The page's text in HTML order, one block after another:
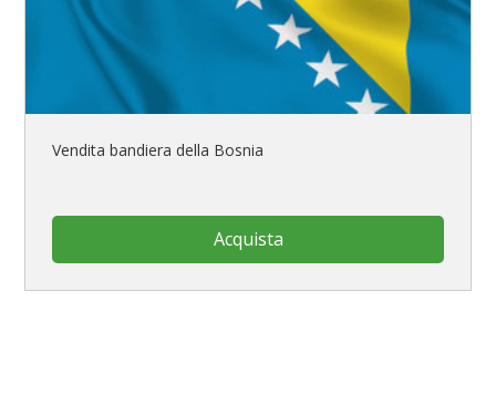
Vendita bandiera della Bosnia
Acquista